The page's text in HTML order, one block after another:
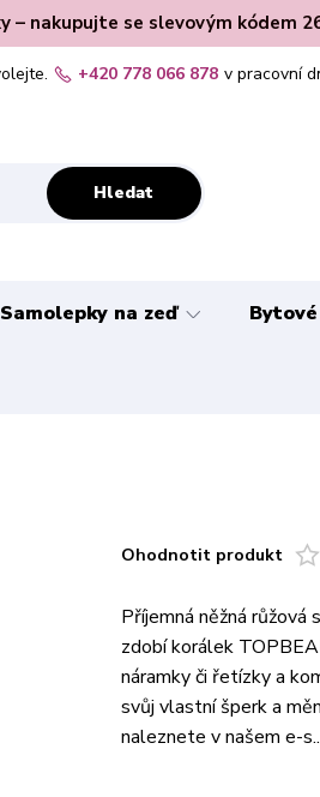
– nakupujte se slevovým kódem
Hledat
+420 778 066 878 v pracovní
Samolepky na zeď
Ohodnotit produkt
Příjemná něžná
zdobí korálek
náramky či řetízky a
svůj vlastní šperk a
naleznete v našem e-